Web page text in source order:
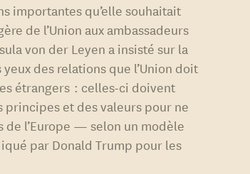
importantes qu’elle souhaitait
de l’Union aux ambassadeurs
von der Leyen a insisté sur la
des relations que l’Union doit
étrangers : celles-ci doivent
principes et des valeurs pour ne
de l’Europe — selon un modèle
par Donald Trump pour les